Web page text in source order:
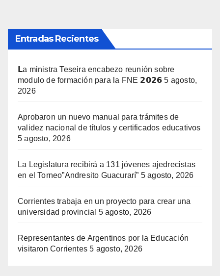
Entradas Recientes
𝗟a ministra Teseira encabezo reunión sobre
modulo de formación para la FNE 𝟮𝟬𝟮𝟲 5 agosto,
2026
Aprobaron un nuevo manual para trámites de
validez nacional de títulos y certificados educativos
5 agosto, 2026
La Legislatura recibirá a 131 jóvenes ajedrecistas
en el Torneo”Andresito Guacurarí” 5 agosto, 2026
Corrientes trabaja en un proyecto para crear una
universidad provincial 5 agosto, 2026
Representantes de Argentinos por la Educación
visitaron Corrientes 5 agosto, 2026